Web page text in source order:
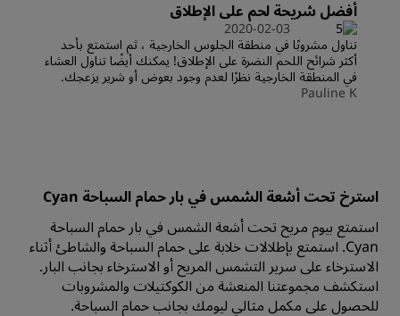
أفضل شريحة لحم على الإطلاق
2020-02-03
تناول مشروبًا في منطقة الجلوس الخارجية ، ثم استمتع بأحد
أكثر شرائح اللحم النضرة على الإطلاق! يمكنك أيضًا تناول العشاء
في المنطقة الخارجية نظرًا لعدم وجود بعوض أو شرير يزعجك.
Pauline K
استرخ تحت أشعة الشمس في بار حمام السباحة Cyan
استمتع بيوم مريح تحت أشعة الشمس في بار حمام السباحة
Cyan. استمتع بإطلالات خلابة على حمام السباحة والشاطئ أثناء
الاسترخاء على سرير التشمس المريح أو الاسترخاء بجانب البار.
استكشف مجموعتنا المنعشة من الكوكتيلات والمشروبات
للحصول على مكمل مثالي ليومك بجانب حمام السباحة.